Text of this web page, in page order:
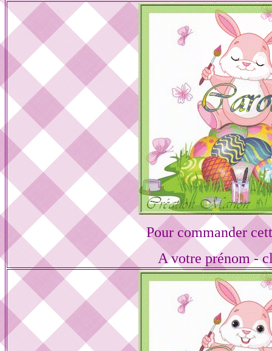
Pour commander
A votre prénom -